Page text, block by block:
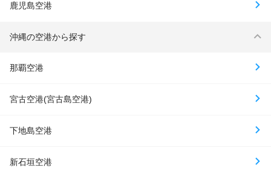
鹿児島空港
沖縄の空港から探す
那覇空港
宮古空港(宮古島空港)
下地島空港
新石垣空港